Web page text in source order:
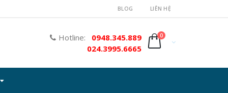
BLOG LIÊN HỆ
Hotline:
0948.345.889
024.3995.6665
0